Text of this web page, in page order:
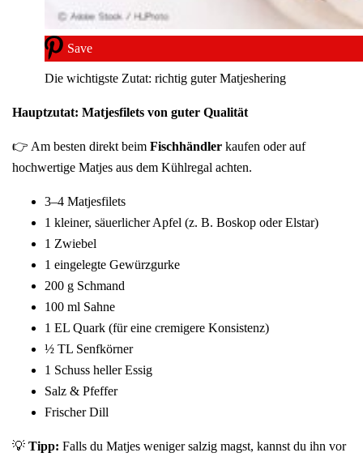
Save
Die wichtigste Zutat: richtig guter Matjeshering
Hauptzutat: Matjesfilets von guter Qualität
👉 Am besten direkt beim Fischhändler kaufen oder auf
hochwertige Matjes aus dem Kühlregal achten.
3–4 Matjesfilets
1 kleiner, säuerlicher Apfel (z. B. Boskop oder Elstar)
1 Zwiebel
1 eingelegte Gewürzgurke
200 g Schmand
100 ml Sahne
1 EL Quark (für eine cremigere Konsistenz)
½ TL Senfkörner
1 Schuss heller Essig
Salz & Pfeffer
Frischer Dill
💡 Tipp: Falls du Matjes weniger salzig magst, kannst du ihn vor